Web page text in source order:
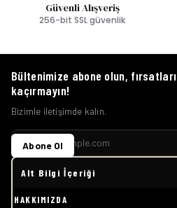
Güvenli Alışveriş
256-bit SSL güvenlik
Alt Bilgi İçeriği
Bültenimize abone olun, fırsatları
kaçırmayın!
Bizimle iletişimde kalın.
Abone Ol